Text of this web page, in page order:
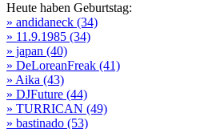
Heute haben Geburtstag:
» andidaneck (34)
» 11.9.1985 (34)
» japan (40)
» DeLoreanFreak (41)
» Aika (43)
» DJFuture (44)
» TURRICAN (49)
» bastinado (53)